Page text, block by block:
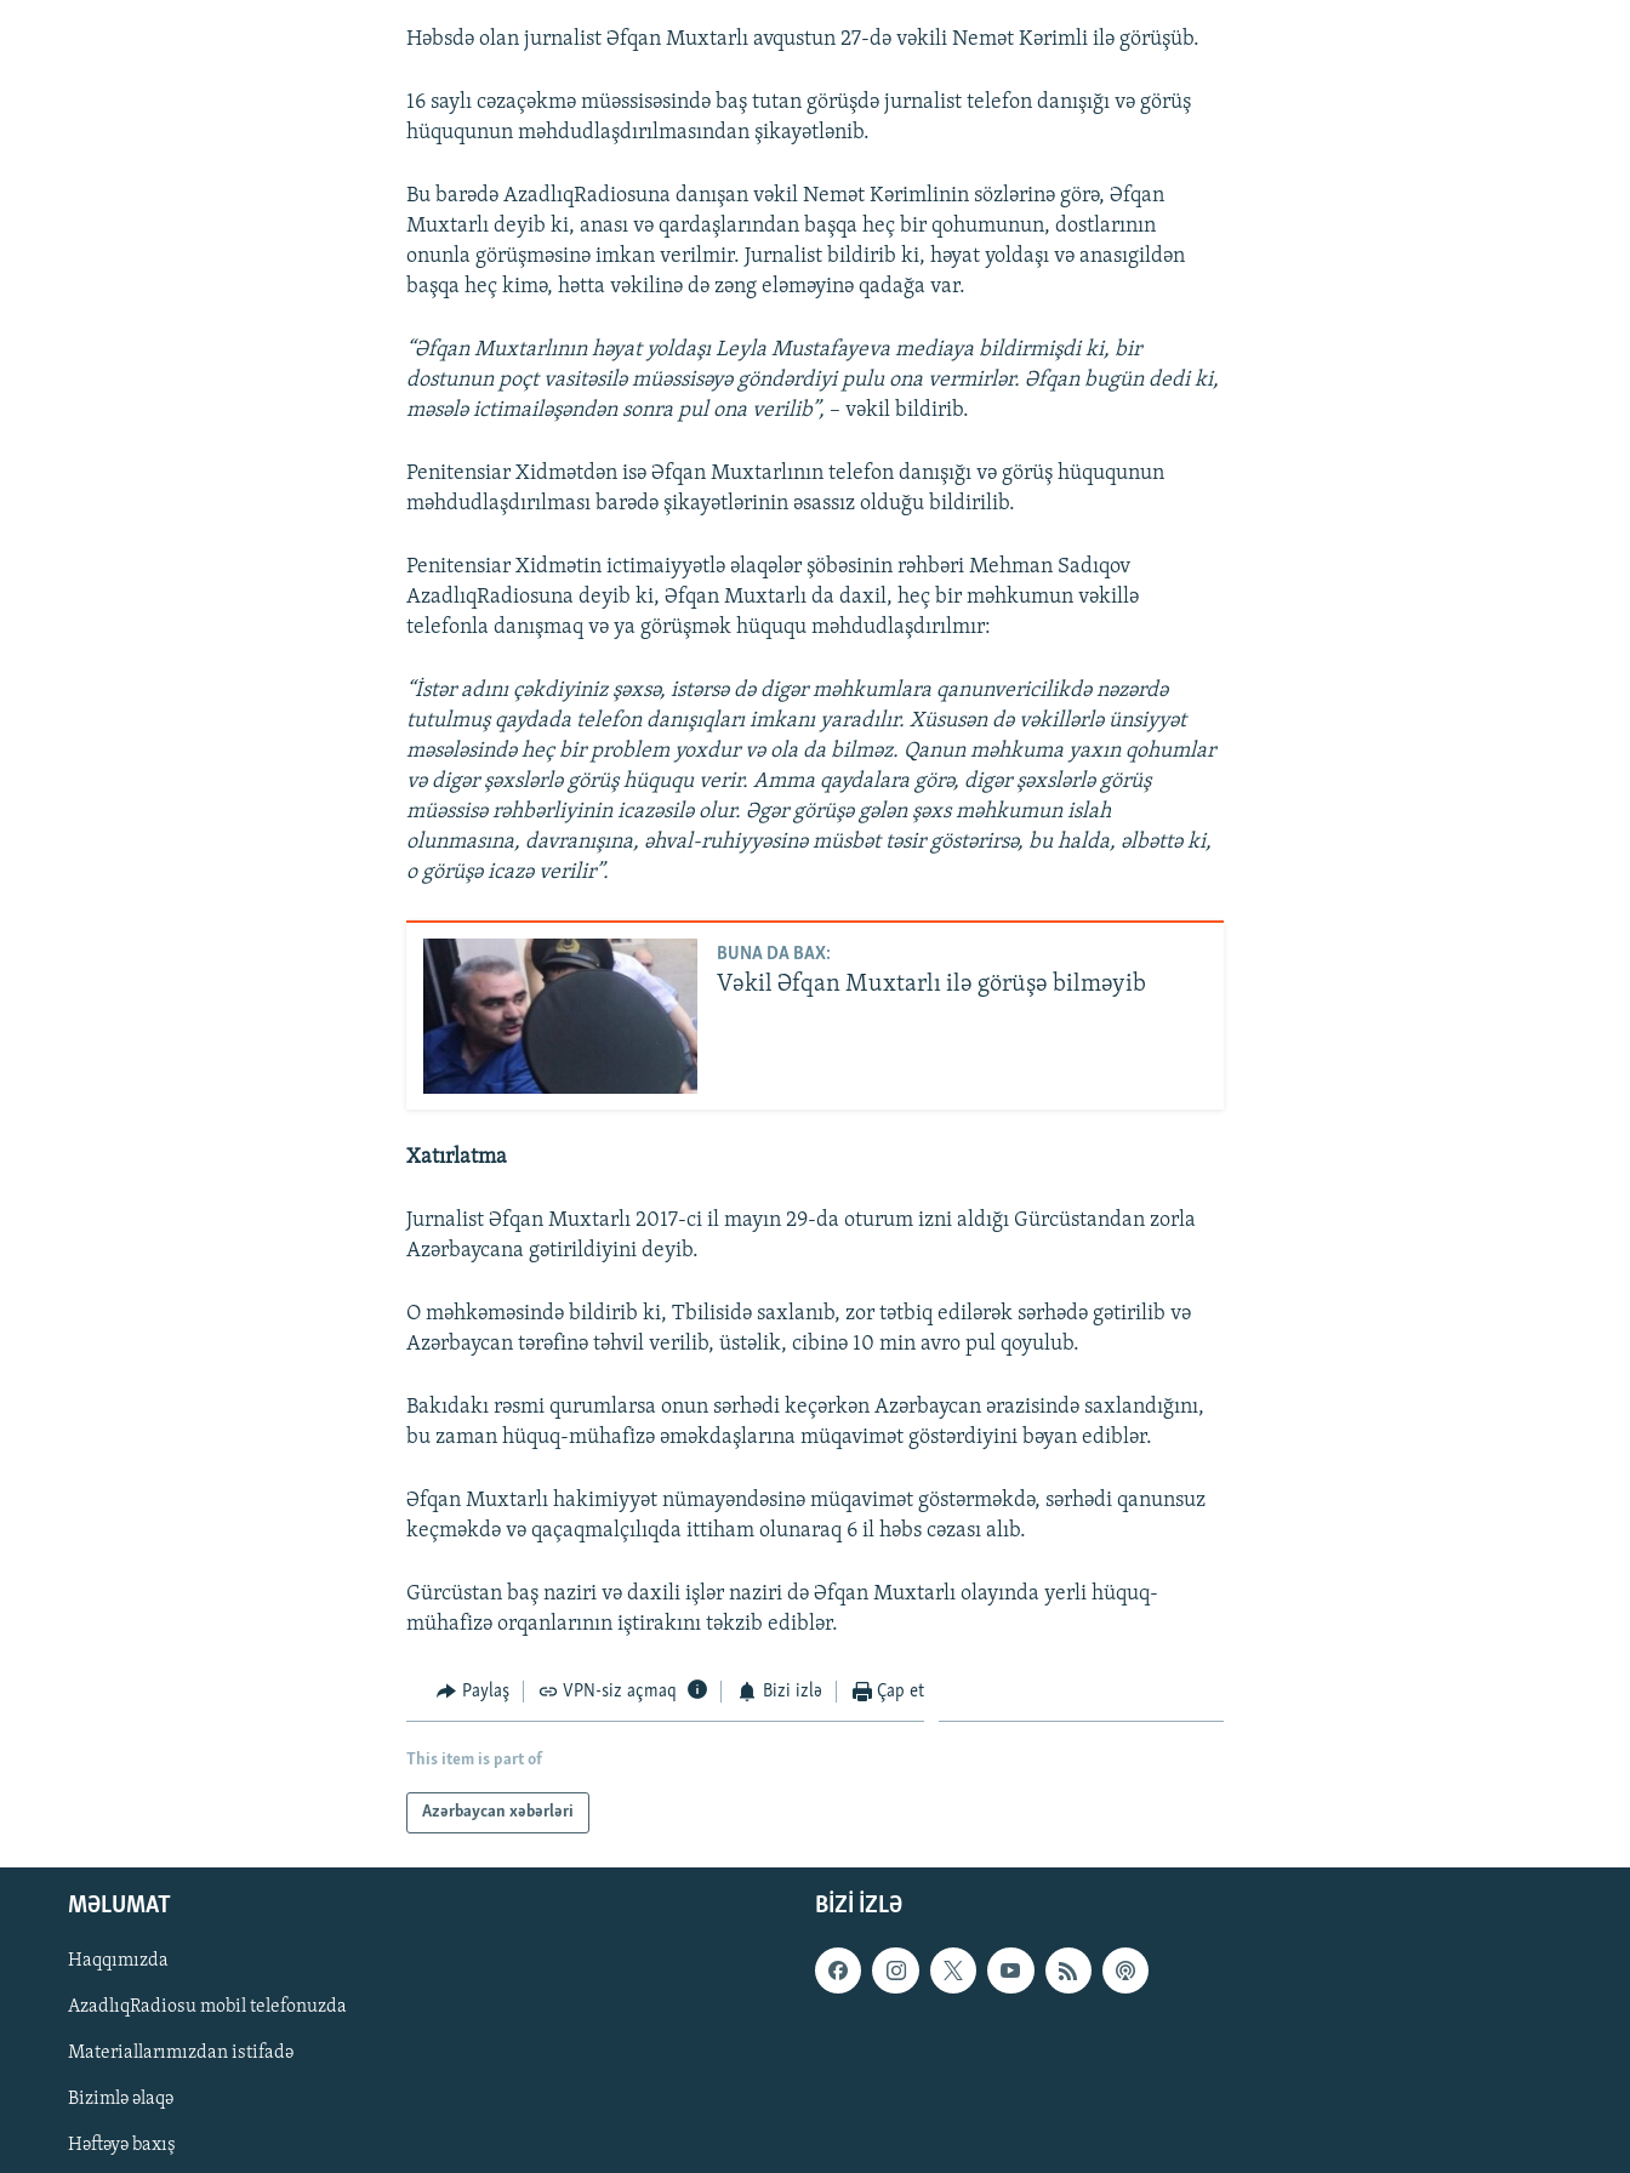
Həbsdə olan jurnalist Əfqan Muxtarlı avqustun 27-də vəkili Nemət Kərimli ilə görüşüb.
16 saylı cəzaçəkmə müəssisəsində baş tutan görüşdə jurnalist telefon danışığı və görüş
hüququnun məhdudlaşdırılmasından şikayətlənib.
Bu barədə AzadlıqRadiosuna danışan vəkil Nemət Kərimlinin sözlərinə görə, Əfqan
Muxtarlı deyib ki, anası və qardaşlarından başqa heç bir qohumunun, dostlarının
onunla görüşməsinə imkan verilmir. Jurnalist bildirib ki, həyat yoldaşı və anasıgildən
başqa heç kimə, hətta vəkilinə də zəng eləməyinə qadağa var.
“Əfqan Muxtarlının həyat yoldaşı Leyla Mustafayeva mediaya bildirmişdi ki, bir
dostunun poçt vasitəsilə müəssisəyə göndərdiyi pulu ona vermirlər. Əfqan bugün dedi ki,
məsələ ictimailəşəndən sonra pul ona verilib”, – vəkil bildirib.
Penitensiar Xidmətdən isə Əfqan Muxtarlının telefon danışığı və görüş hüququnun
məhdudlaşdırılması barədə şikayətlərinin əsassız olduğu bildirilib.
Penitensiar Xidmətin ictimaiyyətlə əlaqələr şöbəsinin rəhbəri Mehman Sadıqov
AzadlıqRadiosuna deyib ki, Əfqan Muxtarlı da daxil, heç bir məhkumun vəkillə
telefonla danışmaq və ya görüşmək hüququ məhdudlaşdırılmır:
“İstər adını çəkdiyiniz şəxsə, istərsə də digər məhkumlara qanunvericilikdə nəzərdə
tutulmuş qaydada telefon danışıqları imkanı yaradılır. Xüsusən də vəkillərlə ünsiyyət
məsələsində heç bir problem yoxdur və ola da bilməz. Qanun məhkuma yaxın qohumlar
və digər şəxslərlə görüş hüququ verir. Amma qaydalara görə, digər şəxslərlə görüş
müəssisə rəhbərliyinin icazəsilə olur. Əgər görüşə gələn şəxs məhkumun islah
olunmasına, davranışına, əhval-ruhiyyəsinə müsbət təsir göstərirsə, bu halda, əlbəttə ki,
o görüşə icazə verilir”.
BUNA DA BAX:
Vəkil Əfqan Muxtarlı ilə görüşə bilməyib
Xatırlatma
Jurnalist Əfqan Muxtarlı 2017-ci il mayın 29-da oturum izni aldığı Gürcüstandan zorla
Azərbaycana gətirildiyini deyib.
O məhkəməsində bildirib ki, Tbilisidə saxlanıb, zor tətbiq edilərək sərhədə gətirilib və
Azərbaycan tərəfinə təhvil verilib, üstəlik, cibinə 10 min avro pul qoyulub.
Bakıdakı rəsmi qurumlarsa onun sərhədi keçərkən Azərbaycan ərazisində saxlandığını,
bu zaman hüquq-mühafizə əməkdaşlarına müqavimət göstərdiyini bəyan ediblər.
Əfqan Muxtarlı hakimiyyət nümayəndəsinə müqavimət göstərməkdə, sərhədi qanunsuz
keçməkdə və qaçaqmalçılıqda ittiham olunaraq 6 il həbs cəzası alıb.
Gürcüstan baş naziri və daxili işlər naziri də Əfqan Muxtarlı olayında yerli hüquq-
mühafizə orqanlarının iştirakını təkzib ediblər.
Paylaş VPN-siz açmaq Bizi izlə Çap et
This item is part of
Azərbaycan xəbərləri
BIZI IZLƏ
MƏLUMAT
Haqqımızda
AzadlıqRadiosu mobil telefonuzda
Materiallarımızdan istifadə
Bizimlə əlaqə
Həftəyə baxış